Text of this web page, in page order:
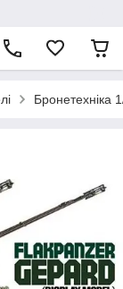
Бронетехніка